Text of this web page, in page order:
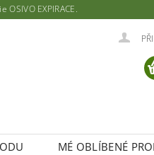
EXPIRACE.
MÉ OBLÍBENÉ